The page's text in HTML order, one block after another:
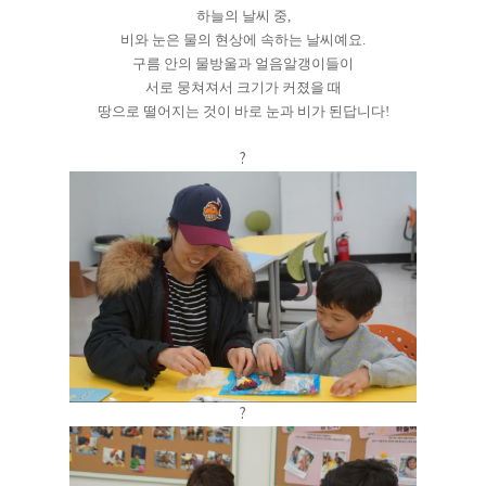
하늘의 날씨 중,
비와 눈은 물의 현상에 속하는 날씨예요.
구름 안의 물방울과 얼음알갱이들이
서로 뭉쳐져서 크기가 커졌을 때
땅으로 떨어지는 것이 바로 눈과 비가 된답니다!
?
?